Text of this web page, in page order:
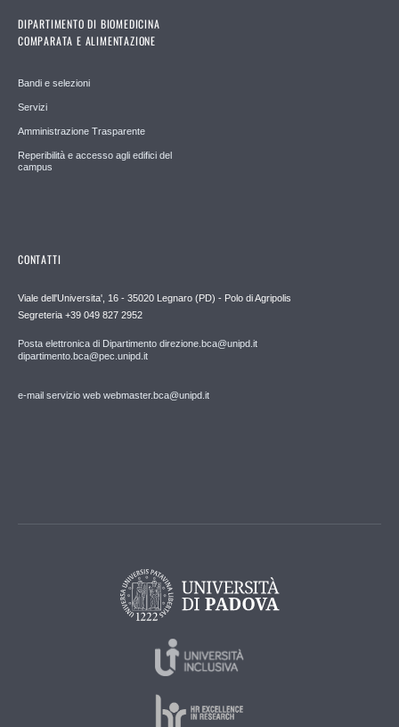
DIPARTIMENTO DI BIOMEDICINA
COMPARATA E ALIMENTAZIONE
Bandi e selezioni
Servizi
Amministrazione Trasparente
Reperibilità e accesso agli edifici del
campus
CONTATTI
Viale dell'Universita', 16 - 35020 Legnaro (PD) - Polo di Agripolis
Segreteria +39 049 827 2952
Posta elettronica di Dipartimento direzione.bca@unipd.it
dipartimento.bca@pec.unipd.it
e-mail servizio web webmaster.bca@unipd.it